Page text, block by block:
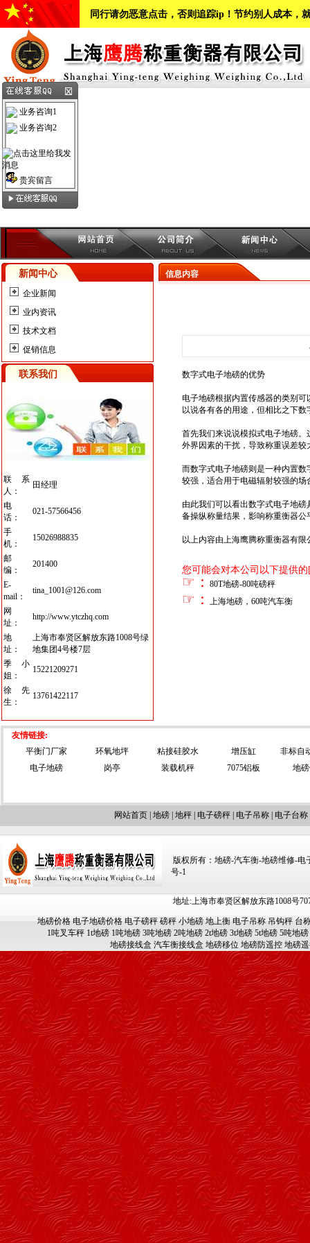
同行请勿恶意点击，否则追踪ip！节约别人成本，
新闻中心
企业新闻
业内资讯
技术文档
促销信息
联系我们
联系
人：
田经理
电
话：
021-57566456
手
机：
15026988835
邮
编：
201400
E-
mail：
tina_1001@126.com
网
址：
http://www.ytczhq.com
地
址：
上海市奉贤区解放东路1008号绿
地集团4号楼7层
季小
姐：
15221209271
徐先
生：
13761422117
信息内容
数字式电子地磅的优势
电子地磅根据内置传感器的类别可
以说各有各的用途，但相比之下数
首先我们来说说模拟式电子地磅
外界因素的干扰，导致称重误差
而数字式电子地磅则是一种内置数
较强，适合用于电磁辐射较强的场
由此我们可以看出数字式电子地
备操纵称量结果，影响称重衡器公
以上内容由上海鹰腾称重衡器有限
您可能会对本公司以下提供
☞ ： 80T地磅-80吨磅秤
☞ ： 上海地磅， 60吨汽车衡
业务咨询1
业务咨询2
贵宾留言
友情链接:
平衡门厂家
环氧地坪 粘接硅胶水 增压缸
非标自
电子地磅
岗亭 装载机秤 7075铝板 地
网站首页 地磅 地秤 电子磅秤 电子吊称 电子台称
版权所有：地磅-汽车衡-地磅维修-电
号-1
地址:上海市奉贤区解放东路1008号
地磅价格 电子地磅价格 电子磅秤 磅秤 小地磅 地上衡 电子吊称 吊钩秤 台
1吨叉车秤 1t地磅 1吨地磅 3吨地磅 2吨地磅 2t地磅 3t地磅 5t地磅 5吨地磅
地磅接线盒 汽车衡接线盒 地磅移位 地磅防遥控 地磅